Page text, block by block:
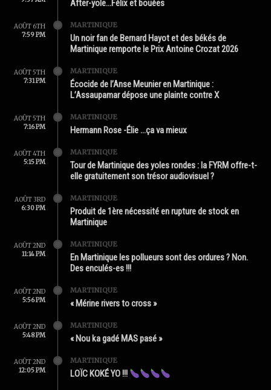
After-yole…Félix et bouées
AOÛT 6TH
7:59 PM
MARTINIQUE
Un noir fan de Bernard Hayot et des békés de
Martinique remporte le Prix Antoine Crozat 2026
AOÛT 5TH
7:31 PM
MARTINIQUE
Écocide de l’Anse Meunier en Martinique :
L’Assaupamar dépose une plainte contre X
AOÛT 5TH
7:16 PM
MARTINIQUE
Hermann Rose -Élie …ça va mieux
AOÛT 4TH
5:15 PM
MARTINIQUE
Tour de Martinique des yoles rondes : la FYRM offre-t-
elle gratuitement son trésor audiovisuel ?
AOÛT 3RD
6:30 PM
MARTINIQUE
Produit de 1ère nécessité en rupture de stock en
Martinique
AOÛT 2ND
11:14 PM
MARTINIQUE
En Martinique les pollueurs sont des ordures ? Non.
Des enculés-es !!!
AOÛT 2ND
5:56 PM
MARTINIQUE
« Mérine rivers to cross »
AOÛT 2ND
5:48 PM
MARTINIQUE
« Nou ka gadé MAS pasé »
AOÛT 2ND
12:05 PM
MARTINIQUE
LOÏC KOKÉ YO !!!